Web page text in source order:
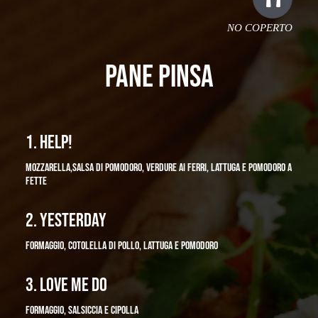
NO COPERTO
PANE PINSA
1. HELP!
MOZZARELLA,SALSA DI POMODORO, VERDURE AI FERRI, LATTUGA E POMODORO A
FETTE
2. YESTERDAY
FORMAGGIO, COTOLELLA DI POLLO, LATTUGA E POMODORO
3. LOVE ME DO
FORMAGGIO, SALSICCIA E CIPOLLA